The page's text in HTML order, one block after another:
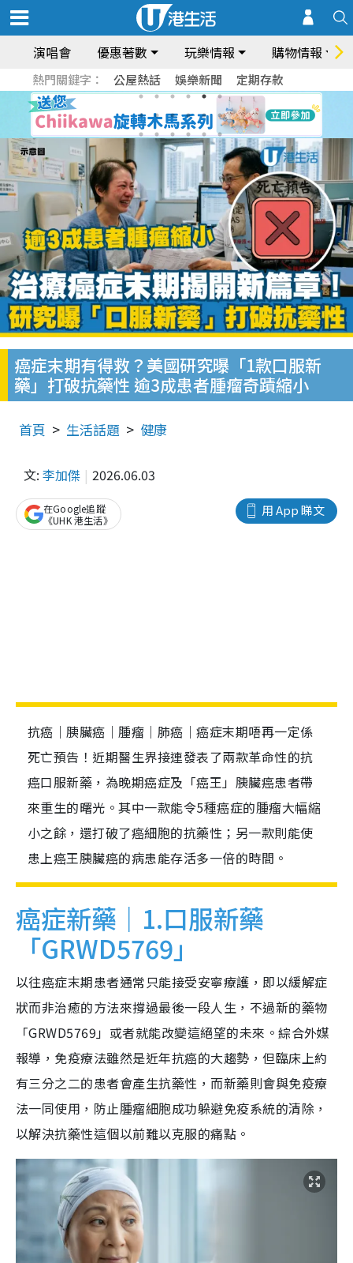
演唱會 優惠著數 玩樂情報 購物情報
熱門關鍵字： 公屋熱話 娛樂新聞 定期存款
癌症末期有得救？美國研究曝「1款口服新
藥」打破抗藥性 逾3成患者腫瘤奇蹟縮小
首頁 生活話題 健康
文: 李加傑 2026.06.03
用 App 睇文
在Google追蹤
《UHK 港生活》
抗癌｜胰臟癌｜腫瘤｜肺癌｜癌症末期唔再一定係
死亡預告！近期醫生界接連發表了兩款革命性的抗
癌口服新藥，為晚期癌症及「癌王」胰臟癌患者帶
來重生的曙光。其中一款能令5種癌症的腫瘤大幅縮
小之餘，還打破了癌細胞的抗藥性；另一款則能使
患上癌王胰臟癌的病患能存活多一倍的時間。
癌症新藥｜1.口服新藥
「GRWD5769」
以往癌症末期患者通常只能接受安寧療護，即以緩解症
狀而非治癒的方法來撐過最後一段人生，不過新的藥物
「GRWD5769」或者就能改變這絕望的未來。綜合外媒
報導，免疫療法雖然是近年抗癌的大趨勢，但臨床上約
有三分之二的患者會產生抗藥性，而新藥則會與免疫療
法一同使用，防止腫瘤細胞成功躲避免疫系統的清除，
以解決抗藥性這個以前難以克服的痛點。